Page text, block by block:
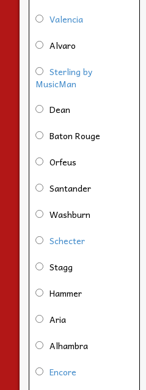
Valencia
Alvaro
Sterling by
MusicMan
Dean
Baton Rouge
Orfeus
Santander
Washburn
Schecter
Stagg
Hammer
Aria
Alhambra
Encore